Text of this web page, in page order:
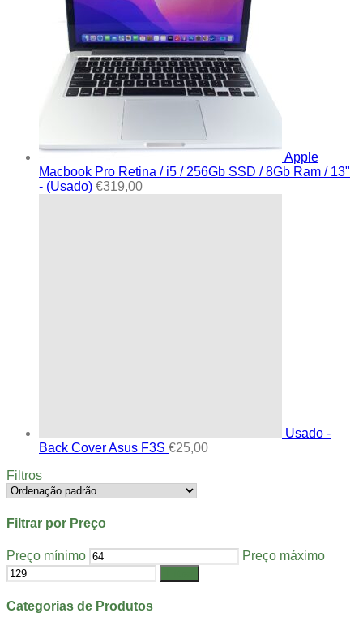
Apple
Macbook Pro Retina / i5 / 256Gb SSD / 8Gb Ram / 13"
- (Usado) €319,00
Usado -
Back Cover Asus F3S €25,00
Filtros
Filtrar por Preço
Preço mínimo Preço máximo
Categorias de Produtos